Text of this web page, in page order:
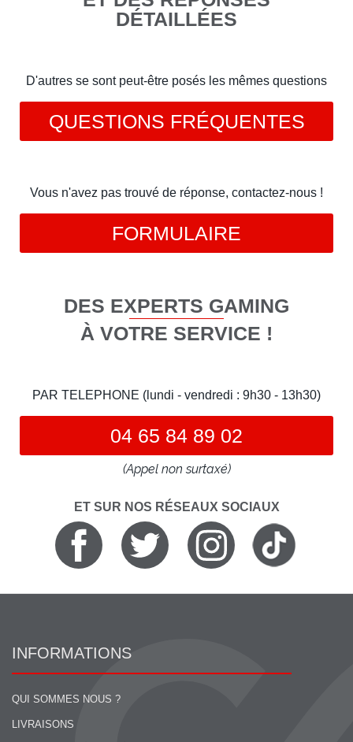
DÉTAILLÉES
D'autres se sont peut-être posés les mêmes questions
QUESTIONS FRÉQUENTES
Vous n'avez pas trouvé de réponse, contactez-nous !
FORMULAIRE
DES EXPERTS GAMING
À VOTRE SERVICE !
PAR TELEPHONE (lundi - vendredi : 9h30 - 13h30)
04 65 84 89 02
(Appel non surtaxé)
ET SUR NOS RÉSEAUX SOCIAUX
INFORMATIONS
QUI SOMMES NOUS ?
LIVRAISONS